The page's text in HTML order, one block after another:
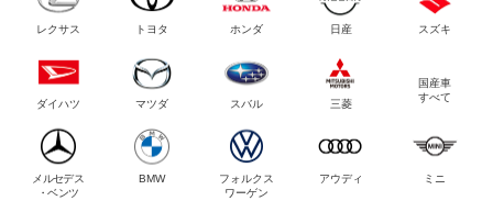
レクサス トヨタ ホンダ 日産 スズキ
ダイハツ マツダ スバル 三菱
国産車
すべて
メルセデス
・ベンツ
BMW
フォルクス
ワーゲン
アウディ ミニ